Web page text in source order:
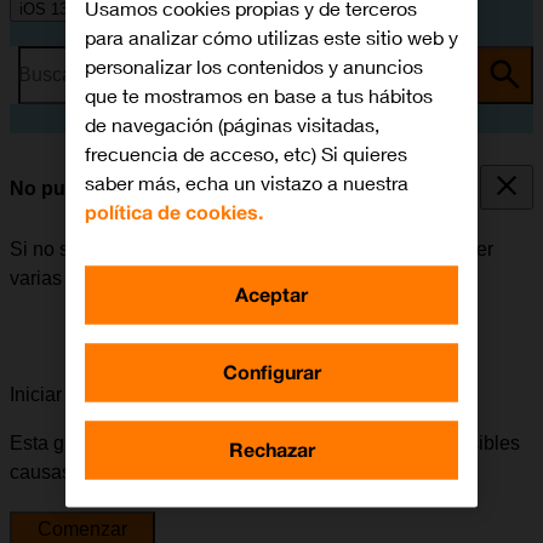
iOS 13.1
Busca por problema o tema
No puedo enviar ni recibir iMessages
Si no se puede enviar ni recibir iMessages, puede haber
varias causas posibles al problema.
Iniciar la guía para solucionar tu problema
Esta guía te va a conducir a través de una serie de posibles
causas y soluciones al problema.
Comenzar
Usamos cookies propias y de terceros
para analizar cómo utilizas este sitio web y
personalizar los contenidos y anuncios
que te mostramos en base a tus hábitos
de navegación (páginas visitadas,
frecuencia de acceso, etc) Si quieres
saber más, echa un vistazo a nuestra
política de cookies.
Configurar
Rechazar
Aceptar